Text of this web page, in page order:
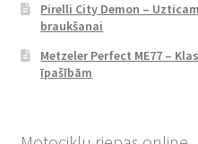
Pirelli City Demon –
braukšanai
Metzeler Perfect ME77 –
īpašībām